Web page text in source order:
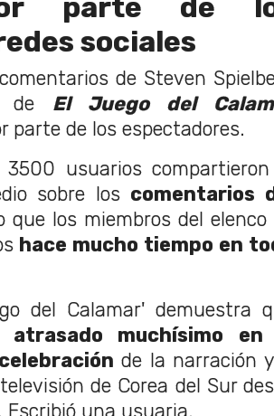
parte de
sociales
de Steven
de El Juego del
parte de los espectadores.
usuarios compartieron
sobre los comentarios
que los miembros del elenco
hace mucho tiempo en
del Calamar' demuestra
atrasado muchísimo en
de la narración y
de Corea del Sur
Escribió una usuaria.